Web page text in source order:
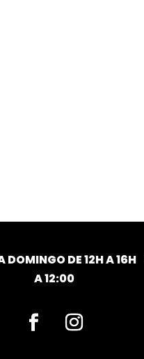
DOMINGO DE 12H A
A 12:00